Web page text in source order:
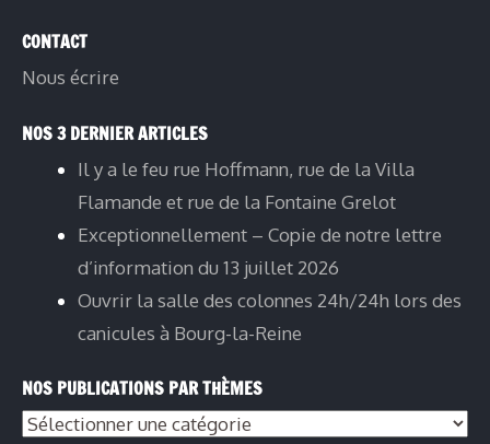
CONTACT
Nous écrire
NOS 3 DERNIER ARTICLES
Il y a le feu rue Hoffmann, rue de la Villa
Flamande et rue de la Fontaine Grelot
Exceptionnellement – Copie de notre lettre
d’information du 13 juillet 2026
Ouvrir la salle des colonnes 24h/24h lors des
canicules à Bourg-la-Reine
NOS PUBLICATIONS PAR THÈMES
Nos